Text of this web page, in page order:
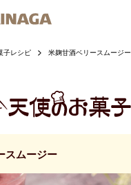
子レシピ 米麹甘酒ベリースムージー
スムージー